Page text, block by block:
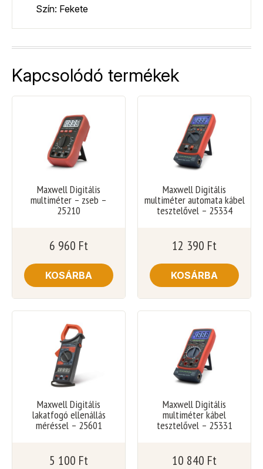
Szín: Fekete
Kapcsolódó termékek
Maxwell Digitális
multiméter – zseb –
25210
6 960 Ft
KOSÁRBA
Maxwell Digitális
multiméter automata kábel
tesztelővel – 25334
12 390 Ft
KOSÁRBA
Maxwell Digitális
lakatfogó ellenállás
méréssel – 25601
5 100 Ft
Maxwell Digitális
multiméter kábel
tesztelővel – 25331
10 840 Ft